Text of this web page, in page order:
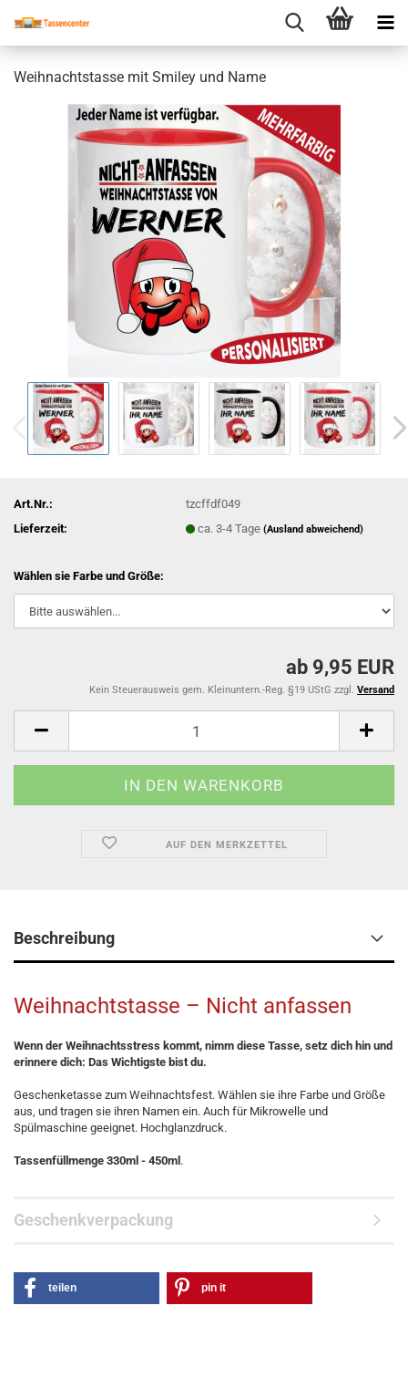
Weihnachtstasse mit Smiley und Name
Art.Nr.:
tzcffdf049
Lieferzeit:
ca. 3-4 Tage(Ausland abweichend)
Wählen sie Farbe und Größe:
ab 9,95 EUR
Kein Steuerausweis gem. Kleinuntern.-Reg. §19 UStG zzgl. Versand
AUF DEN MERKZETTEL
Beschreibung
Weihnachtstasse – Nicht anfassen
Wenn der Weihnachtsstress kommt, nimm diese Tasse, setz dich hin und
erinnere dich: Das Wichtigste bist du.
Geschenketasse zum Weihnachtsfest. Wählen sie ihre Farbe und Größe
aus, und tragen sie ihren Namen ein. Auch für Mikrowelle und
Spülmaschine geeignet. Hochglanzdruck.
Tassenfüllmenge 330ml - 450ml .
Geschenkverpackung
teilen pin it